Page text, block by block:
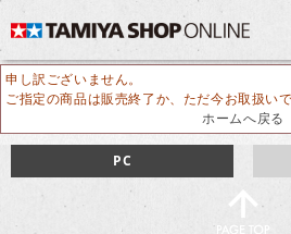
申し訳ございません。
ご指定の商品は販売終了か、ただ今お取扱い
ホームへ戻る
PC